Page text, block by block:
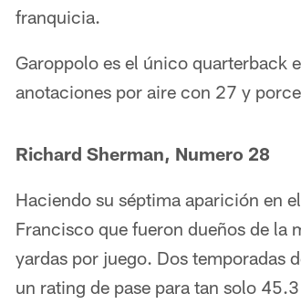
franquicia.
Garoppolo es el único quarterback
anotaciones por aire con 27 y
Richard Sherman, Numero 28
Haciendo su séptima aparición en
Francisco que fueron dueños de la
yardas por juego. Dos temporadas
un rating de pase para tan solo